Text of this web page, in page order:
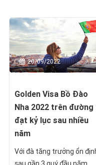
20/09/2022
Golden Visa Bồ Đào
Nha 2022 trên đường
đạt kỷ lục sau nhiều
năm
Với đà tăng trưởng ổn
sau gần 3 quý đầu năm